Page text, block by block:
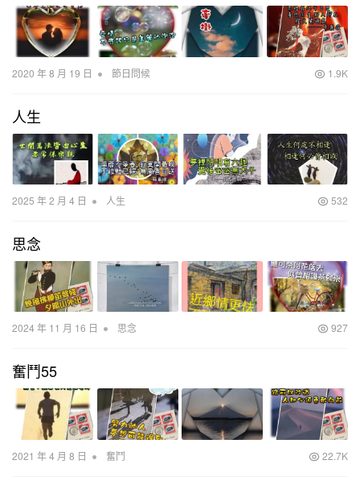
2020 年 8 月 19 日 • 節日問候 1.9K
人生
2025 年 2 月 4 日 • 人生 532
思念
2024 年 11 月 16 日 • 思念 927
奮鬥55
2021 年 4 月 8 日 • 奮鬥 22.7K